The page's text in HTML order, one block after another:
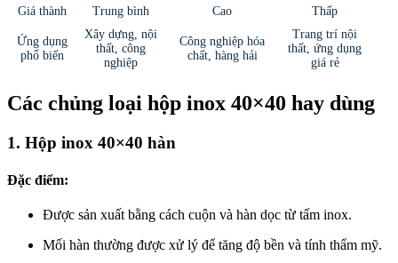
Giá thành
Trung bình Cao Thấp
Ứng dụng
phổ biến
Xây dựng, nội
thất, công
nghiệp
Công nghiệp hóa
chất, hàng hải
Trang trí nội
thất, ứng dụng
giá rẻ
Các chủng loại hộp inox 40×40 hay dùng
1. Hộp inox 40×40 hàn
Đặc điểm:
Được sản xuất bằng cách cuộn và hàn dọc từ tấm inox.
Mối hàn thường được xử lý để tăng độ bền và tính thẩm mỹ.